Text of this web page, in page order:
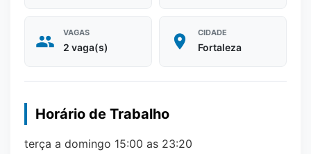
VAGAS
2 vaga(s)
CIDADE
Fortaleza
Horário de Trabalho
terça a domingo 15:00 as 23:20